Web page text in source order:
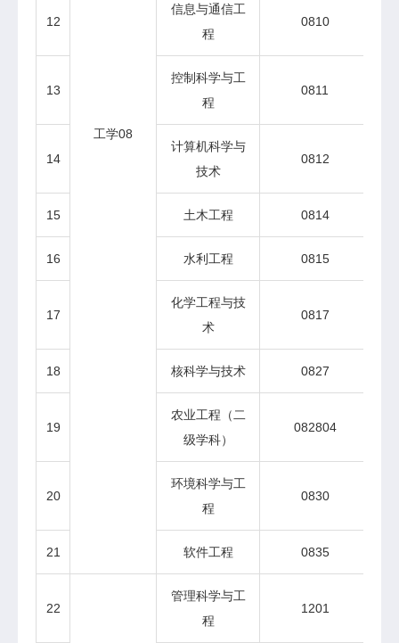
工学08
12
信息与通信工
程
0810
13
控制科学与工
程
0811
14
计算机科学与
技术
0812
15 土木工程 0814
16 水利工程 0815
17
化学工程与技
术
0817
18 核科学与技术 0827
19
农业工程（二
级学科）
082804
20
环境科学与工
程
0830
21 软件工程 0835
22
管理科学与工
程
1201